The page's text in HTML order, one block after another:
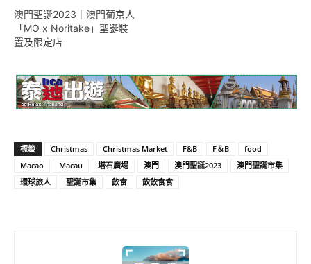
澳門聖誕2023｜澳門葡京人
「MO x Noritake」聖誕裝
置及限定店
標籤 Christmas Christmas Market F&B F＆B
food
Macao
Macau 塔石廣場 澳門 澳門聖誕2023
澳門聖誕市集
環球旅人
聖誕市集 飲食 飲飲食食